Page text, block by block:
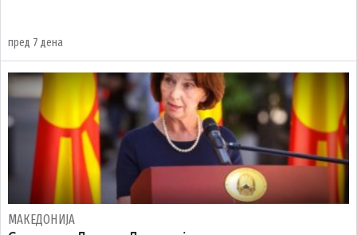
пред 7 дена
МАКЕДОНИЈА